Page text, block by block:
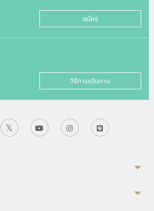
สมัคร
วิธีการเดินทาง